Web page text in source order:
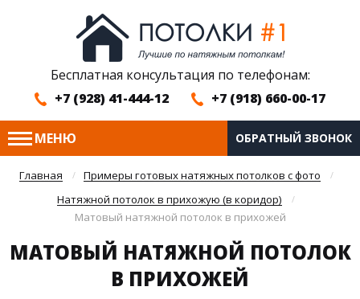
Бесплатная консультация по телефонам:
+7 (928) 41-444-12
+7 (918) 660-00-17
МЕНЮ ОБРАТНЫЙ ЗВОНОК
Главная
Примеры готовых натяжных потолков с фото
Натяжной потолок в прихожую (в коридор)
Матовый натяжной потолок в прихожей
МАТОВЫЙ НАТЯЖНОЙ ПОТОЛОК
В ПРИХОЖЕЙ